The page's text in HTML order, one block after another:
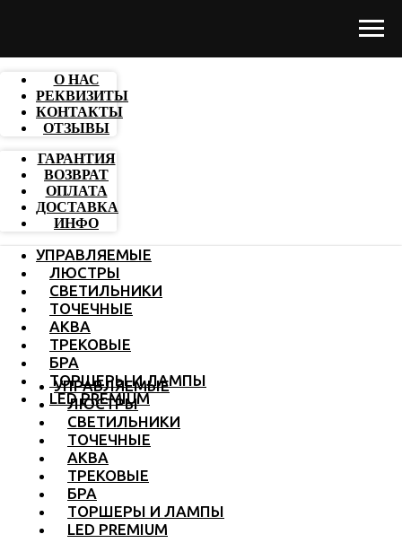
О НАС
РЕКВИЗИТЫ
КОНТАКТЫ
ОТЗЫВЫ
ГАРАНТИЯ
ВОЗВРАТ
ОПЛАТА
ДОСТАВКА
ИНФО
УПРАВЛЯЕМЫЕ
ЛЮСТРЫ
СВЕТИЛЬНИКИ
ТОЧЕЧНЫЕ
АКВА
ТРЕКОВЫЕ
БРА
ТОРШЕРЫ И ЛАМПЫ
LED PREMIUM
УПРАВЛЯЕМЫЕ
ЛЮСТРЫ
СВЕТИЛЬНИКИ
ТОЧЕЧНЫЕ
АКВА
ТРЕКОВЫЕ
БРА
ТОРШЕРЫ И ЛАМПЫ
LED PREMIUM